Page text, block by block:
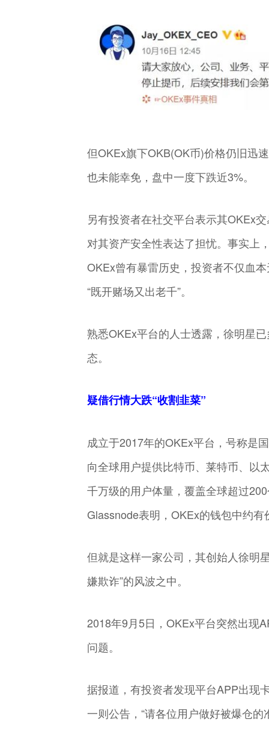
但OKEx旗下OKB(OK币)价格仍旧迅
也未能幸免，盘中一度下跌近3%。
另有投资者在社交平台表示其OKEx
对其资产安全性表达了担忧。事实上
OKEx曾有暴雷历史，投资者不仅血
“既开赌场又出老千”。
熟悉OKEx平台的人士透露，徐明星
态。
疑借行情大跌“收割韭菜”
成立于2017年的OKEx平台，号称是
向全球用户提供比特币、莱特币、以
千万级的用户体量，覆盖全球超过
Glassnode表明，OKEx的钱包中约
但就是这样一家公司，其创始人徐明
嫌欺诈”的风波之中。
2018年9月5日，OKEx平台突然出现
问题。
据报道，有投资者发现平台APP出现
一则公告，“请各位用户做好被爆仓